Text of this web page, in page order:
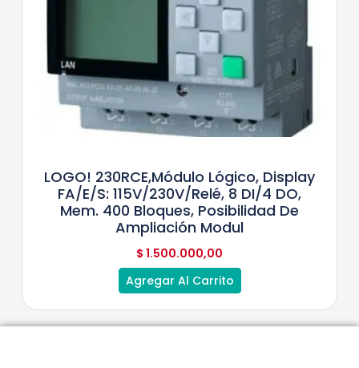
LOGO! 230RCE,módulo Lógico, Display
FA/E/S: 115V/230V/relé, 8 DI/4 DO,
Mem. 400 Bloques, Posibilidad De
Ampliación Modul
$ 1.500.000,00
Agregar Al Carrito